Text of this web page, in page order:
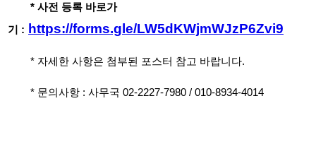
* 사전 등록 바로가
기 : https://forms.gle/LW5dKWjmWJzP6Zvi9
* 자세한 사항은 첨부된 포스터 참고 바랍니다.
* 문의사항 : 사무국 02-2227-7980 / 010-8934-4014